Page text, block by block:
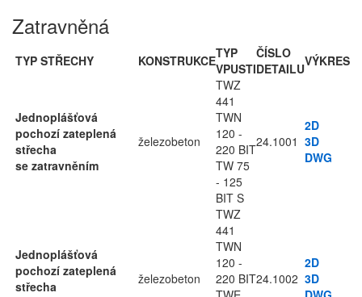
Zatravněná
TYP STŘECHY KONSTRUKCETYP
VPUSTI
ČÍSLO
DETAILUVÝKRES
Jednoplášťová
pochozí zateplená
střecha
se zatravněním
železobeton
TWZ
441
TWN
120 -
220 BIT
TW 75
- 125
BIT S
24.1001
2D
3D
DWG
Jednoplášťová
pochozí zateplená
střecha
železobeton
TWZ
441
TWN
120 -
220 BIT24.1002
2D
3D